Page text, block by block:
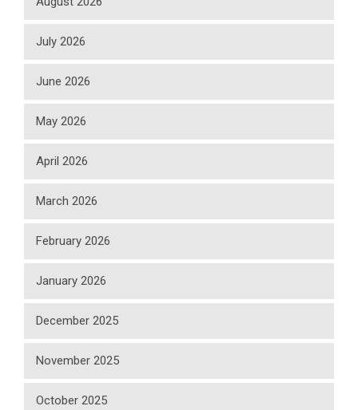
July 2026
June 2026
May 2026
April 2026
March 2026
February 2026
January 2026
December 2025
November 2025
October 2025